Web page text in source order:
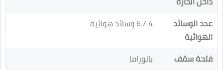
عدد الوسائد
الهوائية
4 / 6 وسائد هوائية
فتحة سقف
بانوراما